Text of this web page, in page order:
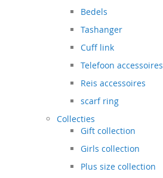
Bedels
Tashanger
Cuff link
Telefoon accessoires
Reis accessoires
scarf ring
Collecties
Gift collection
Girls collection
Plus size collection